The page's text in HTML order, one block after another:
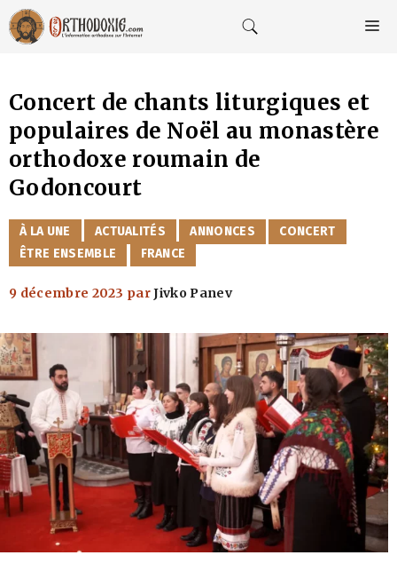
Aller
au
contenu
Concert de chants liturgiques et
populaires de Noël au monastère
orthodoxe roumain de
Godoncourt
CATÉGORIES
À LA UNE ACTUALITÉS ANNONCES
CONCERT
ÊTRE ENSEMBLE
FRANCE
9 décembre 2023 parJivko Panev